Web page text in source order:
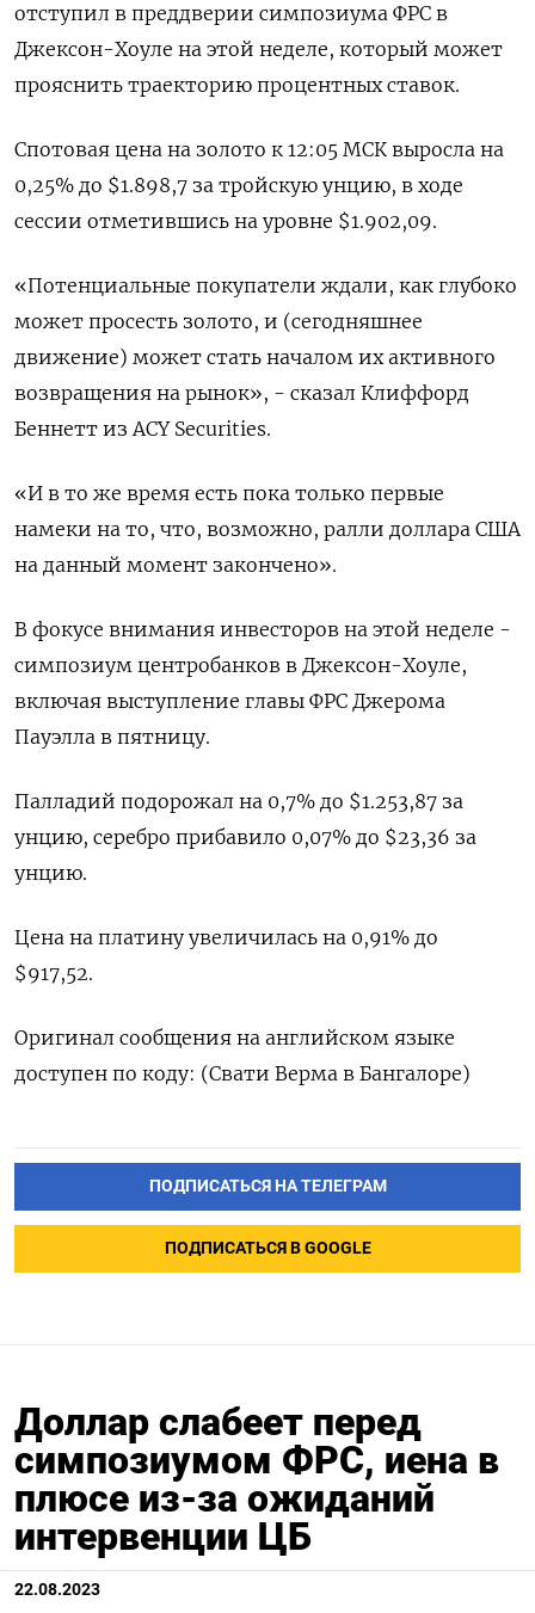
отступил в преддверии симпозиума ФРС в
Джексон-Хоуле на этой неделе, который может
прояснить траекторию процентных ставок.
Спотовая цена на золото к 12:05 МСК выросла на
0,25% до $1.898,7​ за тройскую унцию, в ходе
сессии отметившись на уровне $1.902,09.
«Потенциальные покупатели ждали, как глубоко
может просесть золото, и (сегодняшнее
движение) может стать началом их активного
возвращения на рынок», - сказал Клиффорд
Беннетт из ACY Securities.
«И в то же время есть пока только первые
намеки на то, что, возможно, ралли доллара США
на данный момент закончено».
В фокусе внимания инвесторов на этой неделе -
симпозиум центробанков в Джексон-Хоуле,
включая выступление главы ФРС Джерома
Пауэлла в пятницу.
Палладий подорожал на 0,7% до $1.253,87​​ за
унцию, серебро прибавило 0,07% до $23,36​ за
унцию.
Цена на платину увеличилась на 0,91% до
$917,52.
Оригинал сообщения на английском языке
доступен по коду: (Свати Верма в Бангалоре)
ПОДПИСАТЬСЯ НА ТЕЛЕГРАМ
ПОДПИСАТЬСЯ В GOOGLE
Доллар слабеет перед
симпозиумом ФРС, иена в
плюсе из-за ожиданий
интервенции ЦБ
22.08.2023